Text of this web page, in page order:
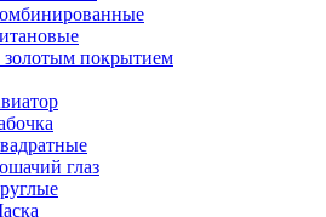
покрытием
глаз